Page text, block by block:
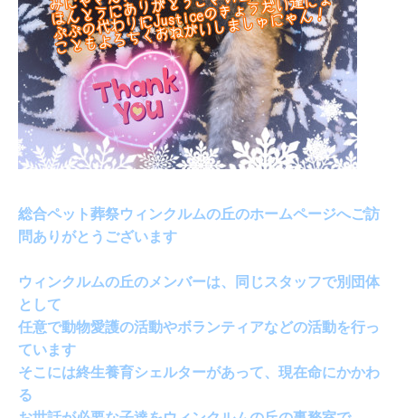
総合ペット葬祭ウィンクルムの丘のホームページへご訪
問ありがとうございます
ウィンクルムの丘のメンバーは、同じスタッフで別団体
として
任意で動物愛護の活動やボランティアなどの活動を行っ
ています
そこには終生養育シェルターがあって、現在命にかかわ
る